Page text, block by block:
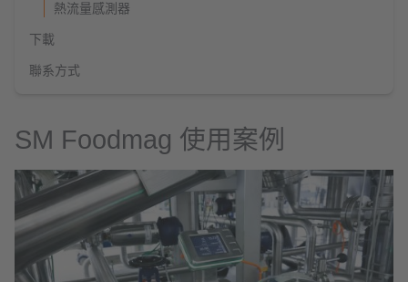
熱流量感測器
下載
聯系方式
SM Foodmag 使用案例